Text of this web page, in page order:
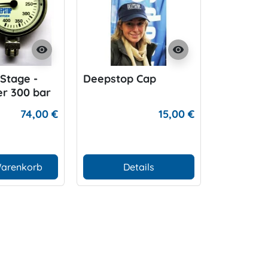
visibility
-
300 bar
74,00 €
visibility
Deepstop Cap
15,00 €
Details